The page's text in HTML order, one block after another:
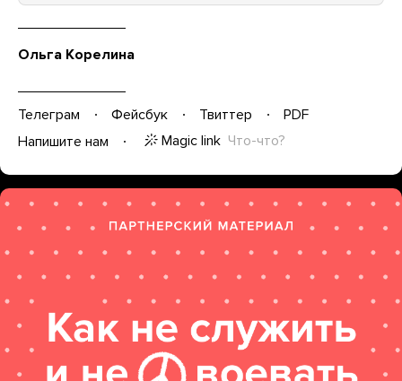
Ольга Корелина
Телеграм Фейсбук Твиттер
PDF
Напишите нам
Magic link Что-что?